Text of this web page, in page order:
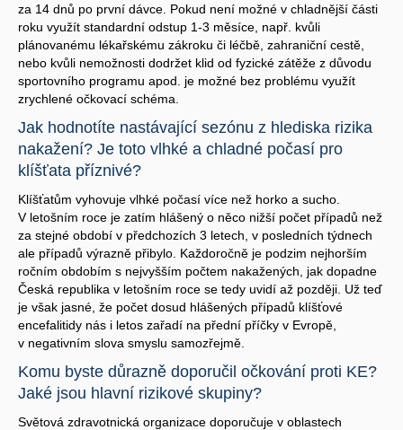
za 14 dnů po první dávce. Pokud není možné v chladnější části
roku využít standardní odstup 1-3 měsíce, např. kvůli
plánovanému lékařskému zákroku či léčbě, zahraniční cestě,
nebo kvůli nemožnosti dodržet klid od fyzické zátěže z důvodu
sportovního programu apod. je možné bez problému využít
zrychlené očkovací schéma.
Jak hodnotíte nastávající sezónu z hlediska rizika
nakažení? Je toto vlhké a chladné počasí pro
klíšťata příznivé?
Klíšťatům vyhovuje vlhké počasí více než horko a sucho.
V letošním roce je zatím hlášený o něco nižší počet případů než
za stejné období v předchozích 3 letech, v posledních týdnech
ale případů výrazně přibylo. Každoročně je podzim nejhorším
ročním obdobím s nejvyšším počtem nakažených, jak dopadne
Česká republika v letošním roce se tedy uvidí až později. Už teď
je však jasné, že počet dosud hlášených případů klíšťové
encefalitidy nás i letos zařadí na přední příčky v Evropě,
v negativním slova smyslu samozřejmě.
Komu byste důrazně doporučil očkování proti KE?
Jaké jsou hlavní rizikové skupiny?
Světová zdravotnická organizace doporučuje v oblastech